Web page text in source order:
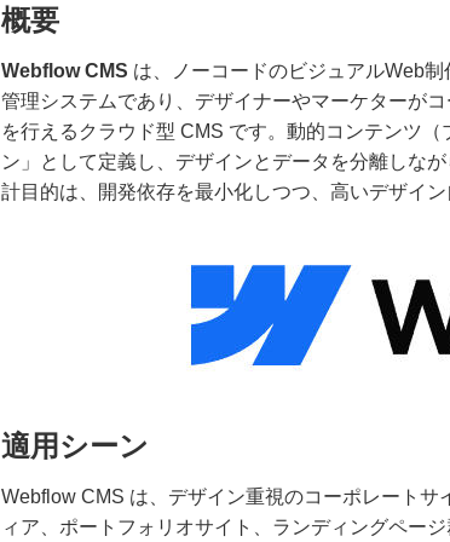
概要
Webflow CMS は、ノーコードのビジュアルWeb
管理システムであり、デザイナーやマーケターが
を行えるクラウド型 CMS です。動的コンテンツ
ン」として定義し、デザインとデータを分離しな
計目的は、開発依存を最小化しつつ、高いデザイ
適用シーン
Webflow CMS は、デザイン重視のコーポレート
ィア、ポートフォリオサイト、ランディングペー